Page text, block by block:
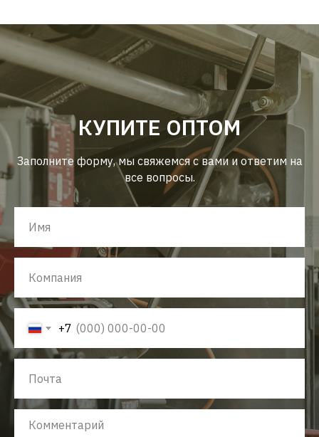
КУПИТЕ ОПТОМ
Заполните форму, мы свяжемся с вами и ответим на
все вопросы.
+7